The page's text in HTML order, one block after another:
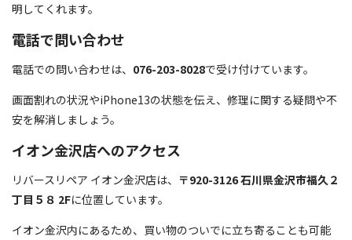
明してくれます。
電話で問い合わせ
電話での問い合わせは、 076-203-8028で受け付けています。
画面割れの状況やiPhone13の状態を伝え、修理に関する疑問や不
安を解消しましょう。
イオン金沢店へのアクセス
リバースリペア イオン金沢店は、 〒920-3126 石川県金沢市福久２
丁目５８ 2Fに位置しています。
イオン金沢内にあるため、買い物のついでに立ち寄ることも可能